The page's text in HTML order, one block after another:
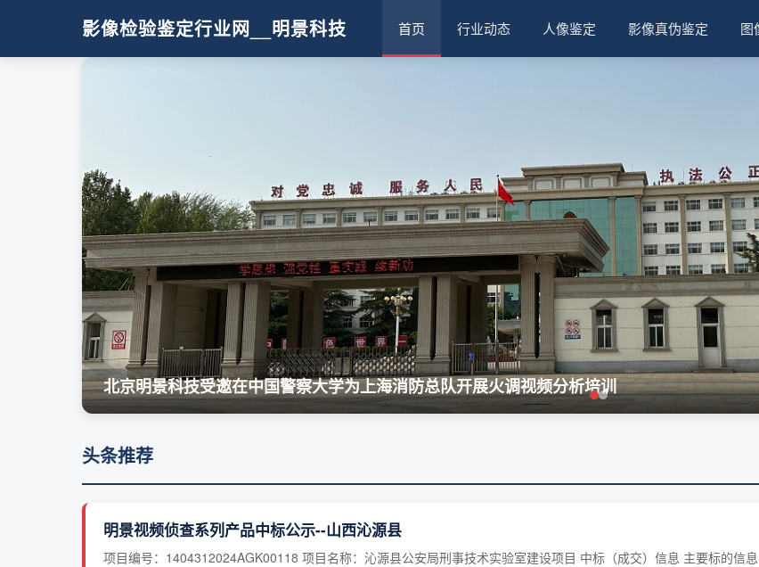
影像检验鉴定行业网__明景科技 首页 行业动态 人像鉴定 影像真伪鉴定 图
明景视频采集侦查箱 精准助力一线视侦
头条推荐
明景视频侦查系列产品中标公示--山西沁源县
项目编号：1404312024AGK00118 项目名称：沁源县公安局刑事技术实验室建设项目 中标（成交）信息 主要标的信